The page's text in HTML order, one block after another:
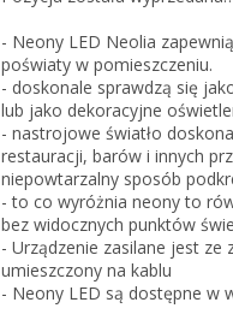
- Neony LED Neolia
poświaty w pomieszczeniu.
- doskonale sprawdzą się
lub jako dekoracyjne
- nastrojowe światło
restauracji, barów i innych
niepowtarzalny sposób
- to co wyróżnia neony to
bez widocznych punktów
- Urządzenie zasilane jest ze
umieszczony na kablu
- Neony LED są dostępne w